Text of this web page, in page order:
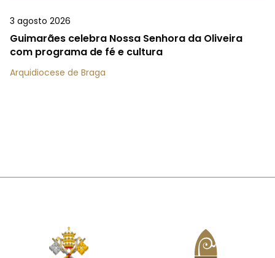
3 agosto 2026
Guimarães celebra Nossa Senhora da Oliveira
com programa de fé e cultura
Arquidiocese de Braga